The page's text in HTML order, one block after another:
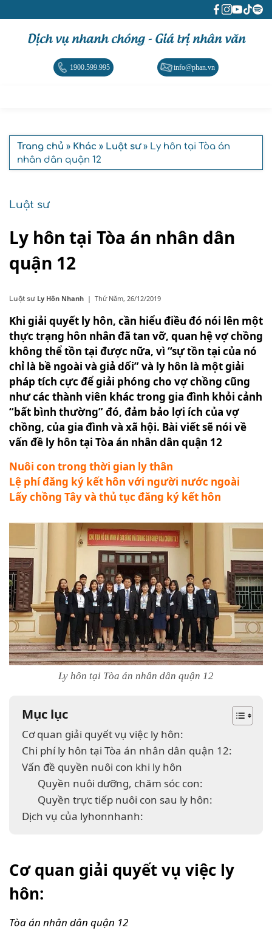
Dịch vụ nhanh chóng - Giá trị nhân văn
1900.599.995 info@phan.vn
Trang chủ » Khác » Luật sư» Ly hôn tại Tòa án
nhân dân quận 12
Luật sư
Ly hôn tại Tòa án nhân dân
quận 12
Luật sư Ly Hôn Nhanh | Thứ Năm, 26/12/2019
Khi giải quyết ly hôn, cần hiểu điều đó nói lên một
thực trạng hôn nhân đã tan vỡ, quan hệ vợ chồng
không thể tồn tại được nữa, vì “sự tồn tại của nó
chỉ là bề ngoài và giả dối” và ly hôn là một giải
pháp tích cực để giải phóng cho vợ chồng cũng
như các thành viên khác trong gia đình khỏi cảnh
“bất bình thường” đó, đảm bảo lợi ích của vợ
chồng, của gia đình và xã hội. Bài viết sẽ nói về
vấn đề ly hôn tại Tòa án nhân dân quận 12
Nuôi con trong thời gian ly thân
Lệ phí đăng ký kết hôn với người nước ngoài
Lấy chồng Tây và thủ tục đăng ký kết hôn
Ly hôn tại Tòa án nhân dân quận 12
Mục lục
Cơ quan giải quyết vụ việc ly hôn:
Chi phí ly hôn tại Tòa án nhân dân quận 12:
Vấn đề quyền nuôi con khi ly hôn
Quyền nuôi dưỡng, chăm sóc con:
Quyền trực tiếp nuôi con sau ly hôn:
Dịch vụ của lyhonnhanh:
Cơ quan giải quyết vụ việc ly
hôn:
Tòa án nhân dân quận 12